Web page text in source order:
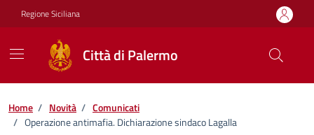
Vai ai contenuti
Vai al footer
Regione Siciliana
Città di Palermo
Home / Novità / Comunicati
/ Operazione antimafia. Dichiarazione sindaco Lagalla